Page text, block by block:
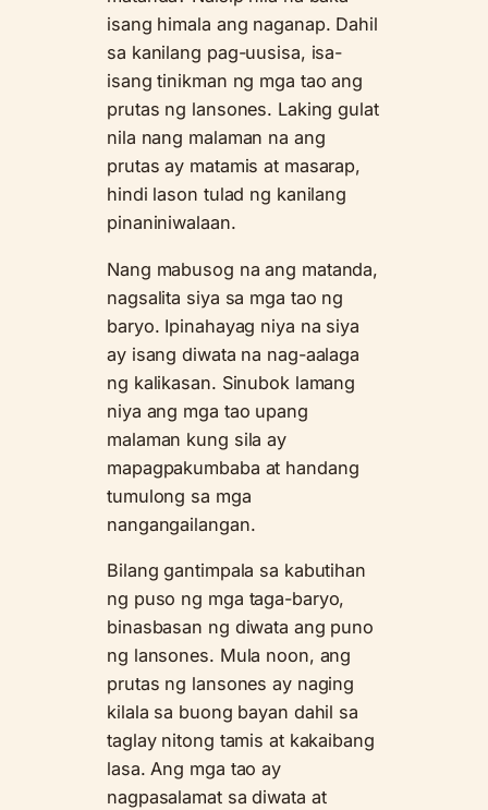
isang himala ang naganap. Dahil
sa kanilang pag-uusisa, isa-
isang tinikman ng mga tao ang
prutas ng lansones. Laking gulat
nila nang malaman na ang
prutas ay matamis at masarap,
hindi lason tulad ng kanilang
pinaniniwalaan.
Nang mabusog na ang matanda,
nagsalita siya sa mga tao ng
baryo. Ipinahayag niya na siya
ay isang diwata na nag-aalaga
ng kalikasan. Sinubok lamang
niya ang mga tao upang
malaman kung sila ay
mapagpakumbaba at handang
tumulong sa mga
nangangailangan.
Bilang gantimpala sa kabutihan
ng puso ng mga taga-baryo,
binasbasan ng diwata ang puno
ng lansones. Mula noon, ang
prutas ng lansones ay naging
kilala sa buong bayan dahil sa
taglay nitong tamis at kakaibang
lasa. Ang mga tao ay
nagpasalamat sa diwata at